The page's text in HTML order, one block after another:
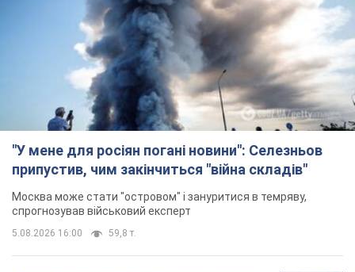
"У мене для росіян погані новини": Селезньов
припустив, чим закінчиться "війна складів"
Москва може стати "островом" і зануритися в темряву,
спрогнозував військовий експерт
5.08.2026 16:00 59,8 т.